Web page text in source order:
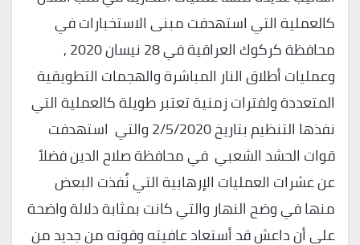
كالعملية التي استهدفت مبنى الاستخبارات في
محافظة كركوك العراقية في 28 نيسان 2020 ,
وعمليات أطلاق النار المباشرة والهجمات التطويقية
المتعددة ولفترات زمنية تعتبر طويلة كالعملية التي
نفذها التنظيم بتاريخ 2/5/2020 والتي استهدفت
قوات الحشد الشعبي في محافظة صلاح الدين فضلاً
عن عشرات العمليات الإرهابية التي نُفذت البعض
منها في وضح النهار والتي كانت بمثابة دلالة واضحة
على أن داعش قد أستعاد عافيته وقوته من جديد من